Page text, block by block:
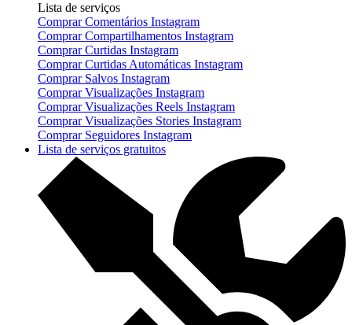
Lista de serviços
Comprar Comentários Instagram
Comprar Compartilhamentos Instagram
Comprar Curtidas Instagram
Comprar Curtidas Automáticas Instagram
Comprar Salvos Instagram
Comprar Visualizações Instagram
Comprar Visualizações Reels Instagram
Comprar Visualizações Stories Instagram
Comprar Seguidores Instagram
Lista de serviços gratuitos